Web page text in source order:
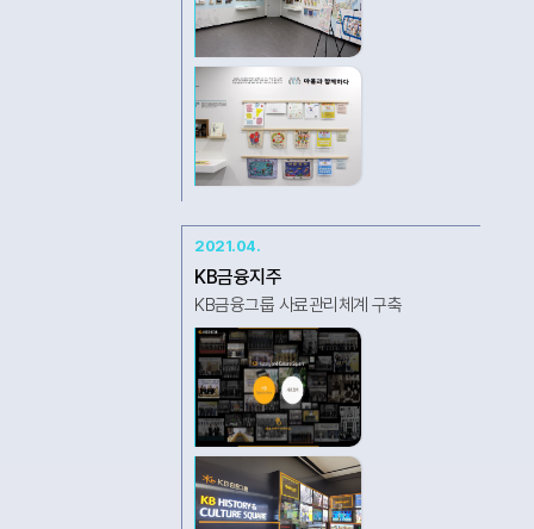
2021.04.
KB금융지주
KB금융그룹 사료관리체계 구축